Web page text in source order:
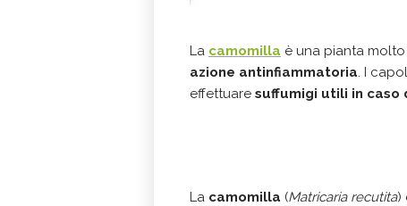
La camomilla è una pianta
azione antinfiammatoria. I
effettuare suffumigi utili in caso
La camomilla (Matricaria recutita)